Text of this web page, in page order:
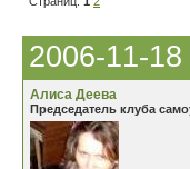
2006-11-
Алиса Деева
Председатель клуба